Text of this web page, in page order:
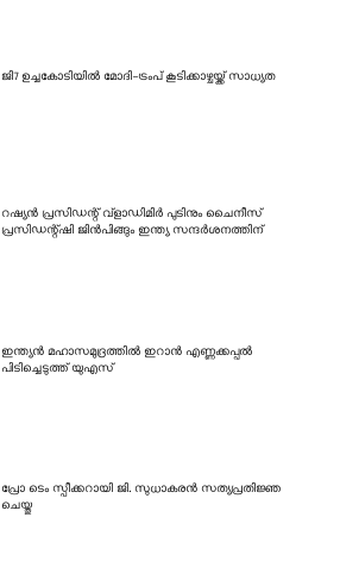
ജി7 ഉച്ചകോടിയിൽ മോദി-ട്രംപ് കൂടിക്കാഴ്ചയ്ക്ക് സാധ്യത
റഷ്യൻ പ്രസിഡന്റ് വ്‌ളാഡിമിർ പുടിനും ചൈനീസ്
പ്രസിഡന്റ്ഷി ജിൻപിങ്ങും ഇന്ത്യ സന്ദർശനത്തിന്
ഇന്ത്യൻ മഹാസമുദ്രത്തിൽ ഇറാൻ എണ്ണക്കപ്പൽ
പിടിച്ചെടുത്ത് യുഎസ്
പ്രോ ടെം സ്പീക്കറായി ജി. സുധാകരൻ സത്യപ്രതിജ്ഞ
ചെയ്തു